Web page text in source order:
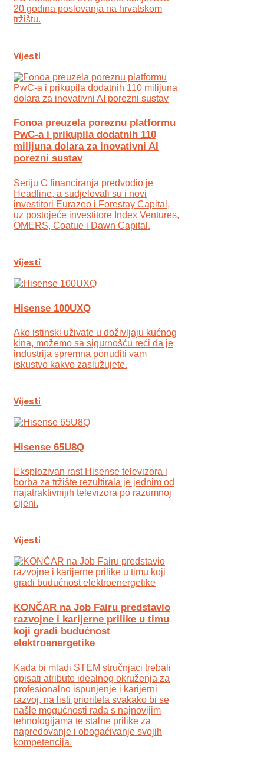
20 godina poslovanja na hrvatskom
tržištu.
Vijesti
Fonoa preuzela poreznu platformu
PwC-a i prikupila dodatnih 110
milijuna dolara za inovativni AI
porezni sustav
Seriju C financiranja predvodio je
Headline, a sudjelovali su i novi
investitori Eurazeo i Forestay Capital,
uz postojeće investitore Index Ventures,
OMERS, Coatue i Dawn Capital.
Vijesti
Hisense 100UXQ
Ako istinski uživate u doživljaju kućnog
kina, možemo sa sigurnošću reći da je
industrija spremna ponuditi vam
iskustvo kakvo zaslužujete.
Vijesti
Hisense 65U8Q
Eksplozivan rast Hisense televizora i
borba za tržište rezultirala je jednim od
najatraktivnijih televizora po razumnoj
cijeni.
Vijesti
KONČAR na Job Fairu predstavio
razvojne i karijerne prilike u timu
koji gradi budućnost
elektroenergetike
Kada bi mladi STEM stručnjaci trebali
opisati atribute idealnog okruženja za
profesionalno ispunjenje i karijerni
razvoj, na listi prioriteta svakako bi se
našle mogućnosti rada s najnovijim
tehnologijama te stalne prilike za
napredovanje i obogaćivanje svojih
kompetencija.